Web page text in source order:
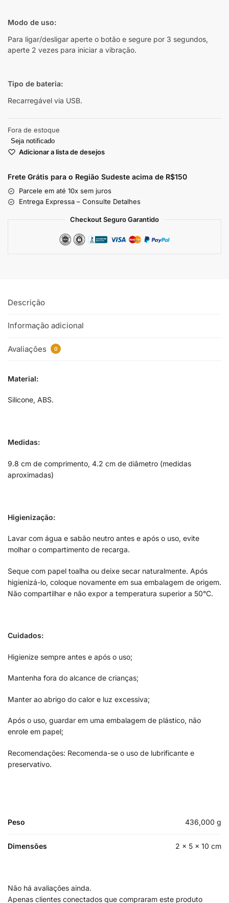
Modo de uso:
Para ligar/desligar aperte o botão e segure por 3 segundos,
aperte 2 vezes para iniciar a vibração.
Tipo de bateria:
Recarregável via USB.
Fora de estoque
Seja notificado
Adicionar a lista de desejos
Frete Grátis para o Região Sudeste acima de R$150
Parcele em até 10x sem juros
Entrega Expressa – Consulte Detalhes
Checkout Seguro Garantido
Descrição
Informação adicional
Avaliações 0
Material:
Silicone, ABS.
Medidas:
9.8 cm de comprimento, 4.2 cm de diâmetro (medidas
aproximadas)
Higienização:
Lavar com água e sabão neutro antes e após o uso, evite
molhar o compartimento de recarga.
Seque com papel toalha ou deixe secar naturalmente. Após
higienizá-lo, coloque novamente em sua embalagem de origem.
Não compartilhar e não expor a temperatura superior a 50°C.
Cuidados:
Higienize sempre antes e após o uso;
Mantenha fora do alcance de crianças;
Manter ao abrigo do calor e luz excessiva;
Após o uso, guardar em uma embalagem de plástico, não
enrole em papel;
Recomendações: Recomenda-se o uso de lubrificante e
preservativo.
Peso 436,000 g
Dimensões 2 × 5 × 10 cm
Não há avaliações ainda.
Apenas clientes conectados que compraram este produto